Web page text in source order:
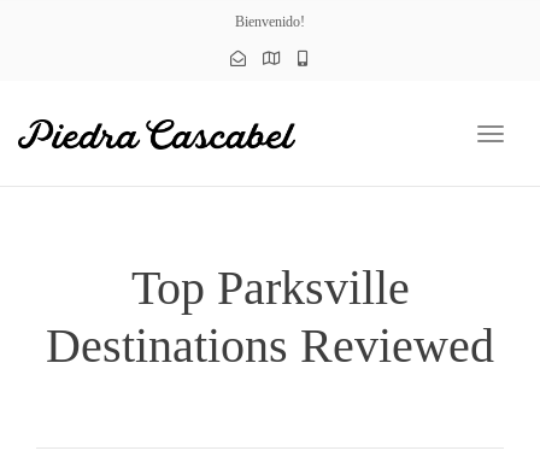
Bienvenido!
Top Parksville
Destinations Reviewed